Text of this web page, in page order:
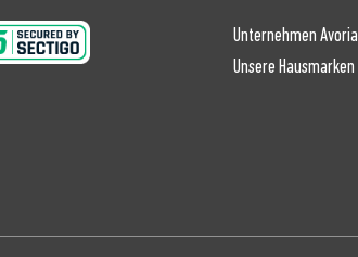
Unternehmen Avoria
Unsere Hausmarken